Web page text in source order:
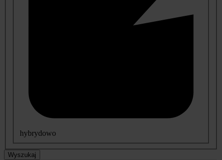
hybrydowo
Wyszukaj